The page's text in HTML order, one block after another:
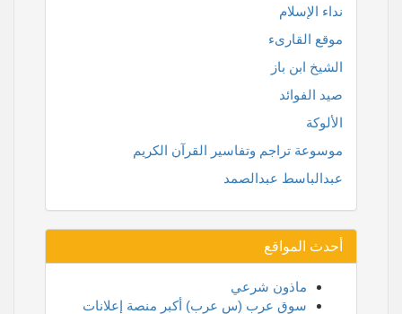
نداء الإسلام
موقع القارىء
الشيخ ابن باز
صيد الفوائد
الألوكة
موسوعة تراجم وتفاسير القرآن الكريم
عبدالباسط عبدالصمد
أحدث المواقع
ماذون شرعي
سوق عرب (س عرب) أكبر منصة إعلانات